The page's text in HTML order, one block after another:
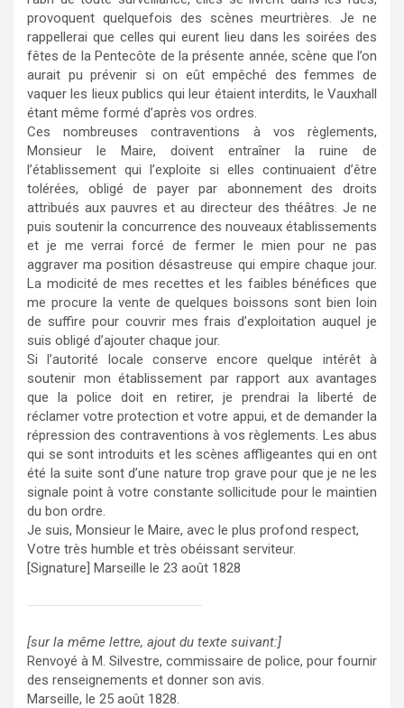
provoquent quelquefois des scènes meurtrières. Je ne
rappellerai que celles qui eurent lieu dans les soirées des
fêtes de la Pentecôte de la présente année, scène que l’on
aurait pu prévenir si on eût empêché des femmes de
vaquer les lieux publics qui leur étaient interdits, le Vauxhall
étant même formé d’après vos ordres.
Ces nombreuses contraventions à vos règlements,
Monsieur le Maire, doivent entraîner la ruine de
l’établissement qui l’exploite si elles continuaient d’être
tolérées, obligé de payer par abonnement des droits
attribués aux pauvres et au directeur des théâtres. Je ne
puis soutenir la concurrence des nouveaux établissements
et je me verrai forcé de fermer le mien pour ne pas
aggraver ma position désastreuse qui empire chaque jour.
La modicité de mes recettes et les faibles bénéfices que
me procure la vente de quelques boissons sont bien loin
de suffire pour couvrir mes frais d’exploitation auquel je
suis obligé d’ajouter chaque jour.
Si l’autorité locale conserve encore quelque intérêt à
soutenir mon établissement par rapport aux avantages
que la police doit en retirer, je prendrai la liberté de
réclamer votre protection et votre appui, et de demander la
répression des contraventions à vos règlements. Les abus
qui se sont introduits et les scènes affligeantes qui en ont
été la suite sont d’une nature trop grave pour que je ne les
signale point à votre constante sollicitude pour le maintien
du bon ordre.
Je suis, Monsieur le Maire, avec le plus profond respect,
Votre très humble et très obéissant serviteur.
[Signature] Marseille le 23 août 1828
[sur la même lettre, ajout du texte suivant:]
Renvoyé à M. Silvestre, commissaire de police, pour fournir
des renseignements et donner son avis.
Marseille, le 25 août 1828.